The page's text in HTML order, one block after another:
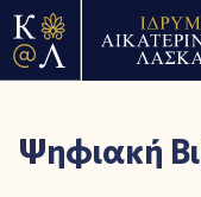
Ψηφιακή